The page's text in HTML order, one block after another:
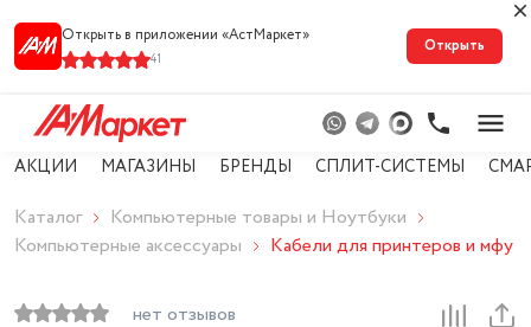
Открыть в приложении «АстМарке‪т‬»
41
Открыть
АКЦИИ МАГАЗИНЫ БРЕНДЫ СПЛИТ-СИСТЕМЫ
Каталог
Компьютерные товары и Ноутбуки
Компьютерные аксессуары
Кабели для принтеров и мфу
нет отзывов